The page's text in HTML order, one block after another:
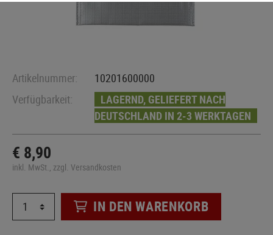
Artikelnummer:
10201600000
Verfügbarkeit:
LAGERND, GELIEFERT NACH
DEUTSCHLAND IN 2-3 WERKTAGEN
€ 8,90
inkl. MwSt., zzgl. Versandkosten
IN DEN WARENKORB